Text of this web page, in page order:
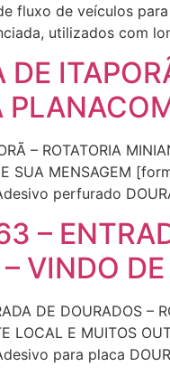
fluxo de veículos
utilizados com
DE
– ROTATORIA
SUA MENSAGEM
perfurado
–
VINDO
DE DOURADOS –
LOCAL E MUITOS
para placa